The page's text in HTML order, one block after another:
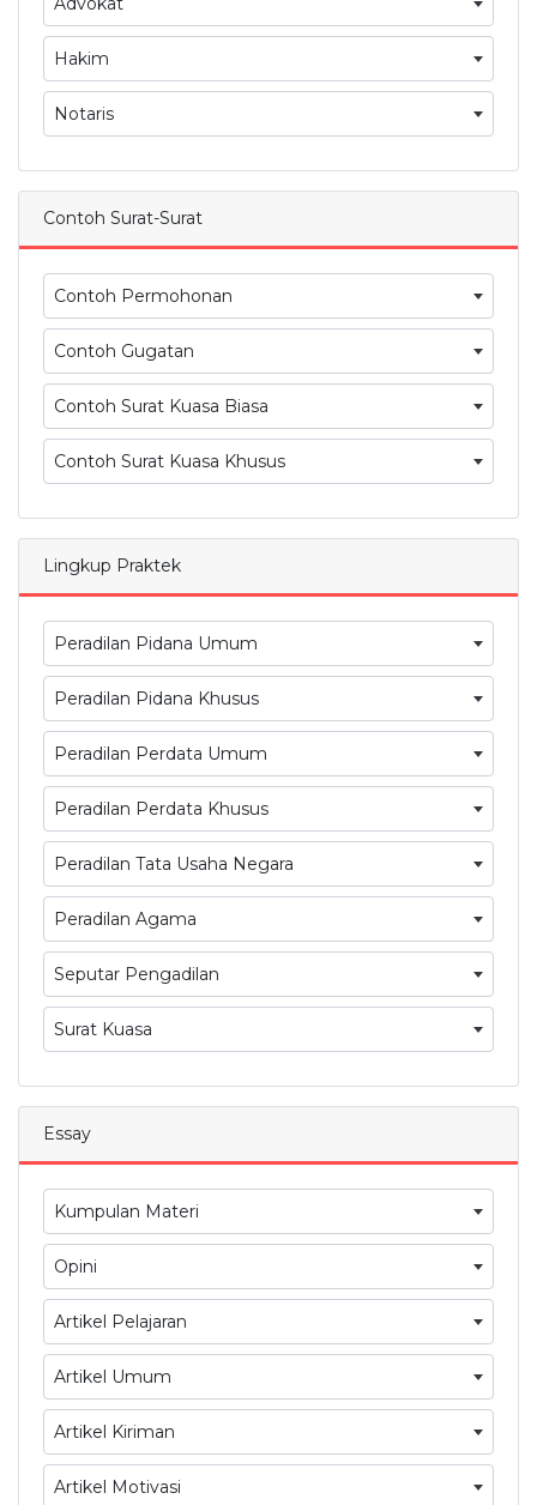
Hakim
Notaris
Contoh Surat-Surat
Contoh Permohonan
Contoh Gugatan
Contoh Surat Kuasa Biasa
Contoh Surat Kuasa Khusus
Lingkup Praktek
Peradilan Pidana Umum
Peradilan Pidana Khusus
Peradilan Perdata Umum
Peradilan Perdata Khusus
Peradilan Tata Usaha Negara
Peradilan Agama
Seputar Pengadilan
Surat Kuasa
Essay
Kumpulan Materi
Opini
Artikel Pelajaran
Artikel Umum
Artikel Kiriman
Artikel Motivasi